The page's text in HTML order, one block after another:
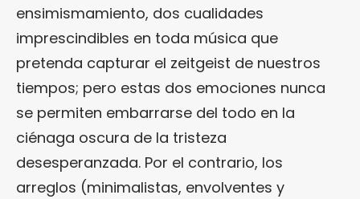
ensimismamiento, dos cualidades
imprescindibles en toda música que
pretenda capturar el zeitgeist de nuestros
tiempos; pero estas dos emociones nunca
se permiten embarrarse del todo en la
ciénaga oscura de la tristeza
desesperanzada. Por el contrario, los
arreglos (minimalistas, envolventes y